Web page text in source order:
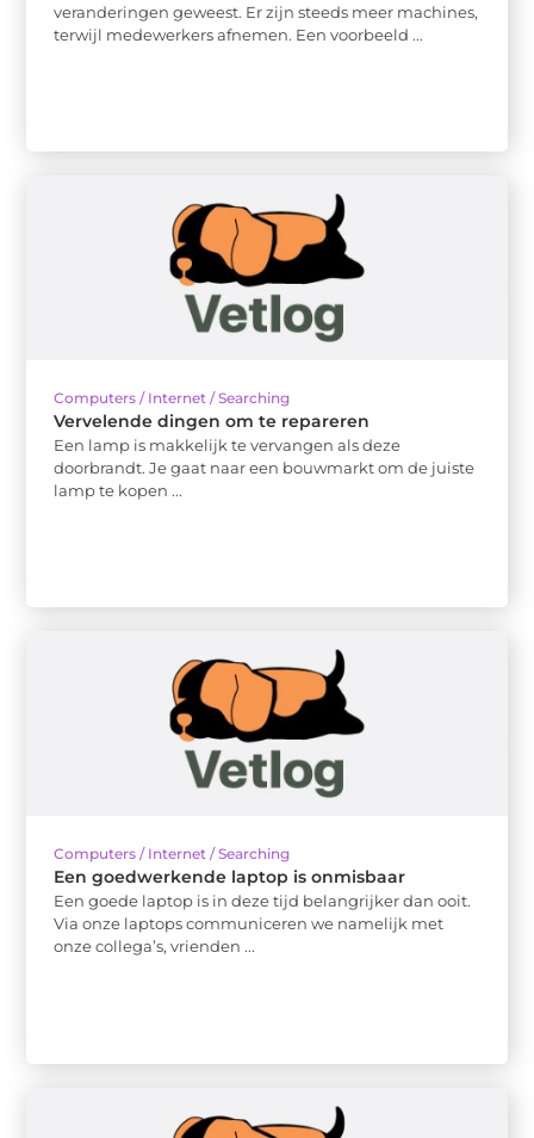
veranderingen geweest. Er zijn steeds meer machines,
terwijl medewerkers afnemen. Een voorbeeld ...
Computers / Internet / Searching
Vervelende dingen om te repareren
Een lamp is makkelijk te vervangen als deze
doorbrandt. Je gaat naar een bouwmarkt om de juiste
lamp te kopen ...
Computers / Internet / Searching
Een goedwerkende laptop is onmisbaar
Een goede laptop is in deze tijd belangrijker dan ooit.
Via onze laptops communiceren we namelijk met
onze collega’s, vrienden ...